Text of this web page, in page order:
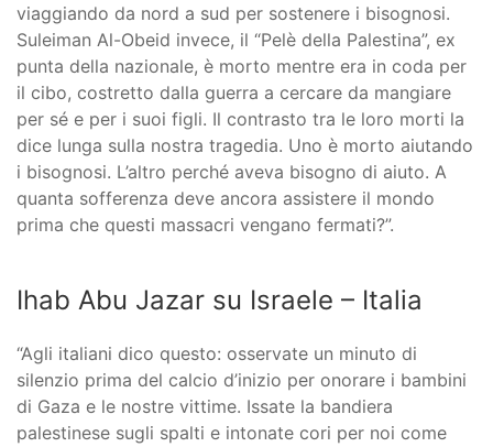
viaggiando da nord a sud per sostenere i bisognosi.
Suleiman Al-Obeid invece, il “Pelè della Palestina”, ex
punta della nazionale, è morto mentre era in coda per
il cibo, costretto dalla guerra a cercare da mangiare
per sé e per i suoi figli. Il contrasto tra le loro morti la
dice lunga sulla nostra tragedia. Uno è morto aiutando
i bisognosi. L’altro perché aveva bisogno di aiuto. A
quanta sofferenza deve ancora assistere il mondo
prima che questi massacri vengano fermati?”.
Ihab Abu Jazar su Israele – Italia
“Agli italiani dico questo: osservate un minuto di
silenzio prima del calcio d’inizio per onorare i bambini
di Gaza e le nostre vittime. Issate la bandiera
palestinese sugli spalti e intonate cori per noi come